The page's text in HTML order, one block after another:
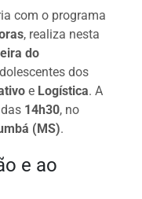
com o programa
, realiza nesta
do
dos
e Logística. A
14h30, no
(MS).
e ao